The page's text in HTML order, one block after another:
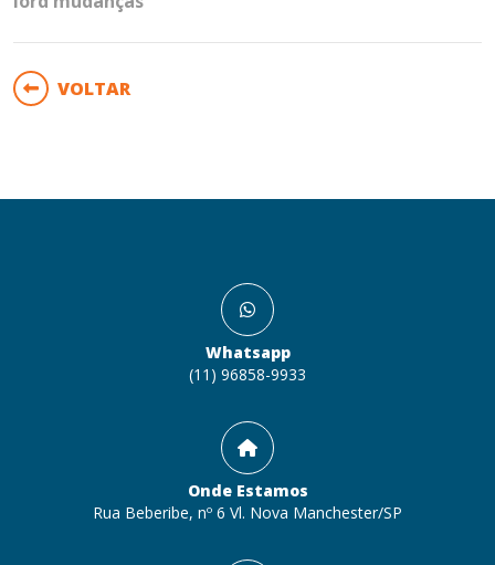
VOLTAR
Whatsapp
(11) 96858-9933
Onde Estamos
Rua Beberibe, nº 6 Vl. Nova Manchester/SP